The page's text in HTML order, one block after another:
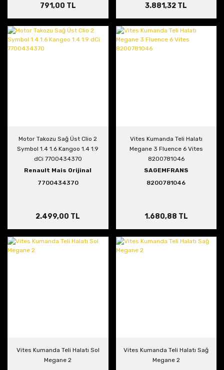
791,00 TL 3.881,32 TL
Motor Takozu Sağ Üst Clio 2
Symbol 1.4 1.6 Kangoo 1.4 1.9
dCi 7700434370
Renault Mais Orijinal
7700434370
2.499,00 TL
Vites Kumanda Teli Halatı
Megane 3 Fluence 6 Vites
8200781046
SAGEMFRANS
8200781046
1.680,88 TL
Vites Kumanda Teli Halatı Sol
Megane 2
Vites Kumanda Teli Halatı Sağ
Megane 2